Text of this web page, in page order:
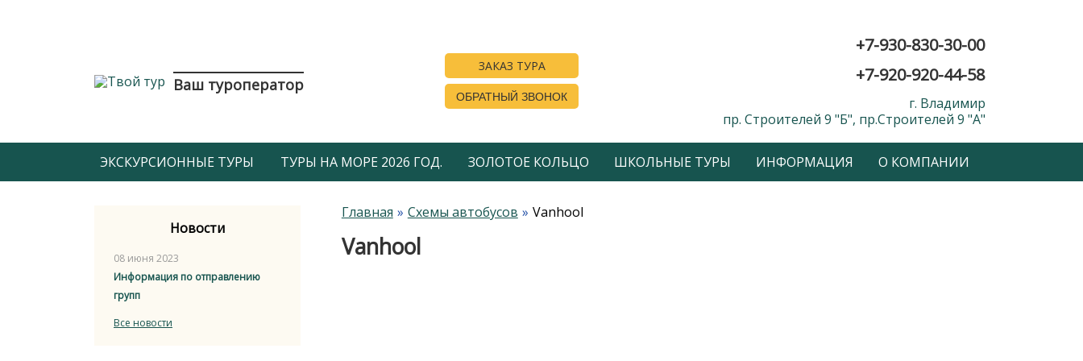
Ваш туроператор
ЗАКАЗ ТУРА
ОБРАТНЫЙ ЗВОНОК
+7-930-830-30-00
+7-920-920-44-58
г. Владимир
пр. Строителей 9 "Б", пр.Строителей 9 "А"
ЭКСКУРСИОННЫЕ ТУРЫ ТУРЫ НА МОРЕ 2026 ГОД. ЗОЛОТОЕ КОЛЬЦО ШКОЛЬНЫЕ ТУРЫ ИНФОРМАЦИЯ О КОМПАНИИ
Главная Схемы автобусов Vanhool
Vanhool
Новости
08 июня 2023
Информация по отправлению
групп
Все новости